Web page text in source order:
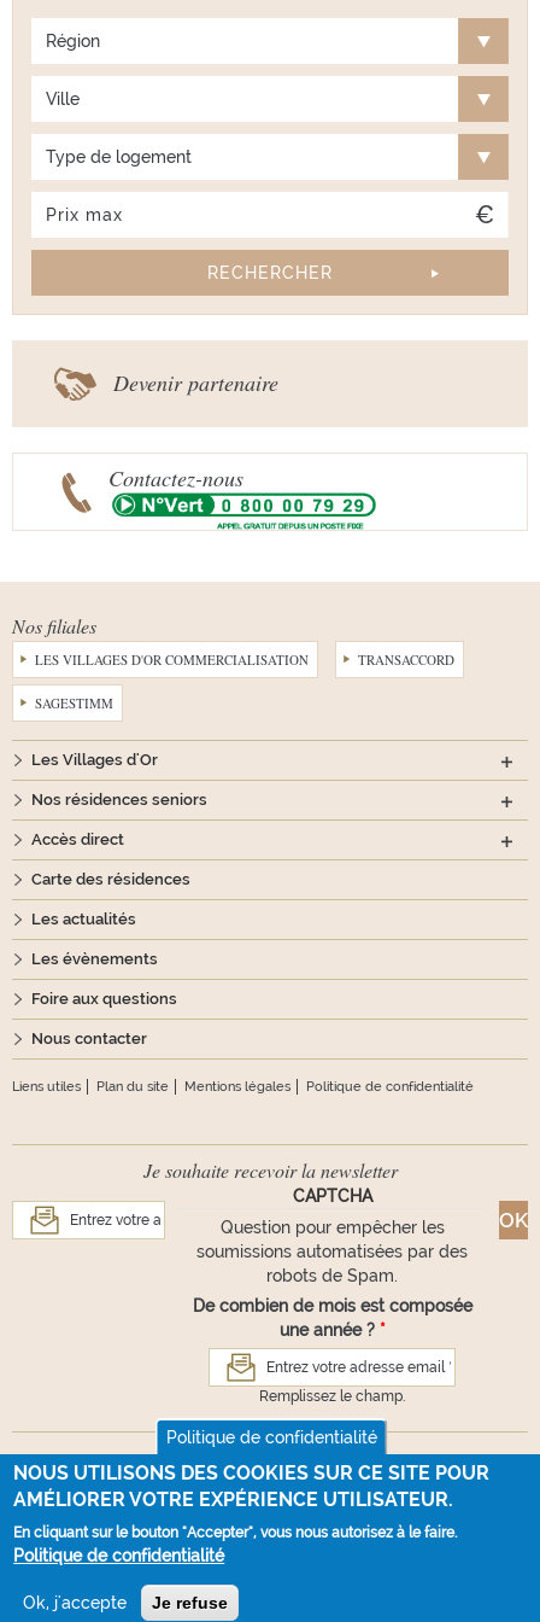
Région
Ville
Type de logement
Devenir partenaire
Contactez-nous
Nos filiales
LES VILLAGES D'OR COMMERCIALISATION TRANSACCORD
SAGESTIMM
Les Villages d'Or
Nos résidences seniors
Accès direct
Carte des résidences
Les actualités
Les évènements
Foire aux questions
Nous contacter
Liens utiles Plan du site Mentions légales Politique de confidentialité
Je souhaite recevoir la newsletter
CAPTCHA
Question pour empêcher les
soumissions automatisées par des
robots de Spam.
De combien de mois est composée
une année ? *
Remplissez le champ.
VOUS AVEZ UNE QUESTION ?
Webdesign :
Politique de confidentialité
NOUS UTILISONS DES COOKIES SUR CE SITE POUR
AMÉLIORER VOTRE EXPÉRIENCE UTILISATEUR.
En cliquant sur le bouton "Accepter", vous nous autorisez à le faire.
Politique de confidentialité
Ok, j'accepte Je refuse